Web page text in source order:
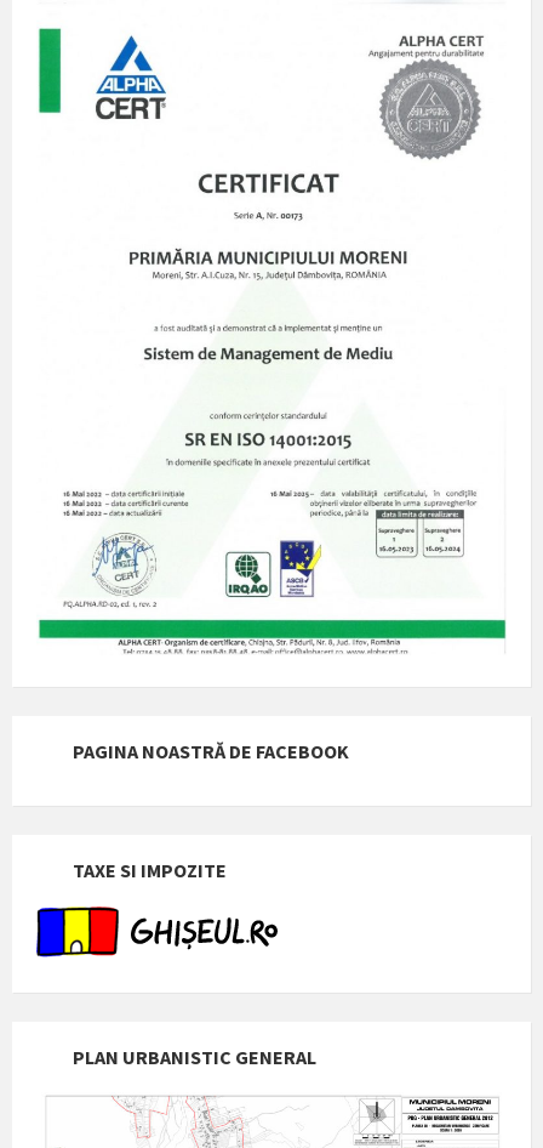
PAGINA NOASTRĂ DE FACEBOOK
TAXE SI IMPOZITE
PLAN URBANISTIC GENERAL